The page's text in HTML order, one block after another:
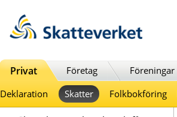
Privat Företag Föreningar
Deklaration
Skatter Folkbokföring